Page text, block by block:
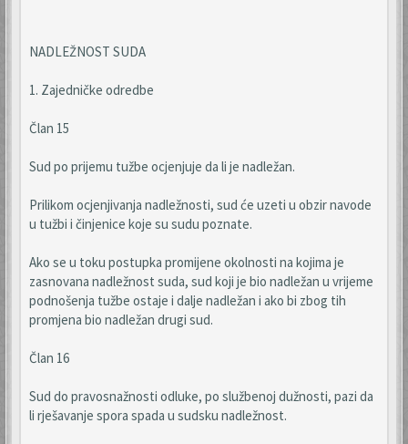
NADLEŽNOST SUDA
1. Zajedničke odredbe
Član 15
Sud po prijemu tužbe ocjenjuje da li je nadležan.
Prilikom ocjenjivanja nadležnosti, sud će uzeti u obzir navode
u tužbi i činjenice koje su sudu poznate.
Ako se u toku postupka promijene okolnosti na kojima je
zasnovana nadležnost suda, sud koji je bio nadležan u vrijeme
podnošenja tužbe ostaje i dalje nadležan i ako bi zbog tih
promjena bio nadležan drugi sud.
Član 16
Sud do pravosnažnosti odluke, po službenoj dužnosti, pazi da
li rješavanje spora spada u sudsku nadležnost.